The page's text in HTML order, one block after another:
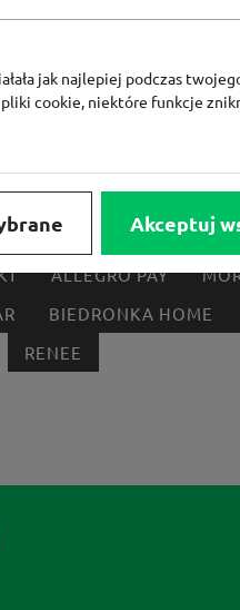
MODIVO HEBE
KOMPUTRONIK
ALLEGRO
HOMLA
4F OLEOLE!
ALLEGRO PAY
BIEDRONKA HOME
RENEE
jak najlepiej podczas
cookie, niektóre funkcje
Akceptuj